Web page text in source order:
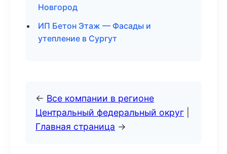
Новгород
ИП Бетон Этаж — Фасады и
утепление в Сургут
← Все компании в регионе
Центральный федеральный округ
Главная страница →